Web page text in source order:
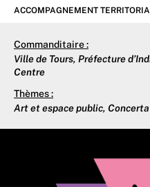
ACCOMPAGNEMENT
Commanditaire :
Ville de Tours, Préfecture
Centre
Thèmes :
Art et espace public,